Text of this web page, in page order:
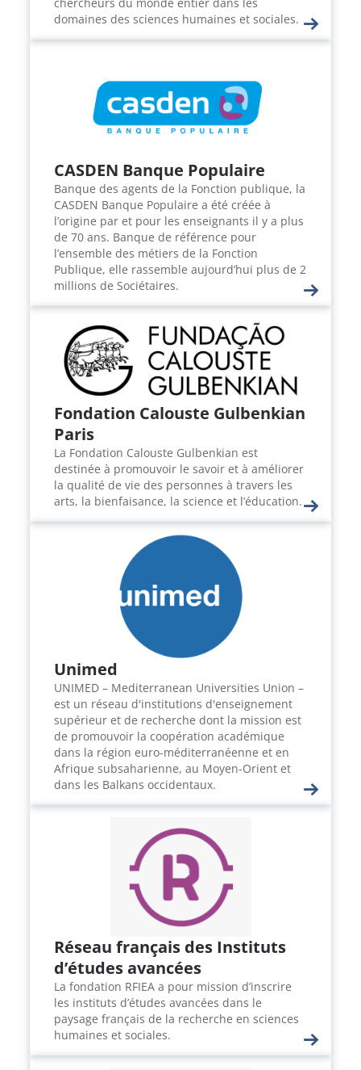
domaines des sciences humaines et sociales.
CASDEN Banque Populaire
Banque des agents de la Fonction publique, la
CASDEN Banque Populaire a été créée à
l’origine par et pour les enseignants il y a plus
de 70 ans. Banque de référence pour
l’ensemble des métiers de la Fonction
Publique, elle rassemble aujourd’hui plus de 2
millions de Sociétaires.
Fondation Calouste Gulbenkian
Paris
La Fondation Calouste Gulbenkian est
destinée à promouvoir le savoir et à améliorer
la qualité de vie des personnes à travers les
arts, la bienfaisance, la science et l’éducation.
Unimed
UNIMED – Mediterranean Universities Union –
est un réseau d'institutions d'enseignement
supérieur et de recherche dont la mission est
de promouvoir la coopération académique
dans la région euro-méditerranéenne et en
Afrique subsaharienne, au Moyen-Orient et
dans les Balkans occidentaux.
Réseau français des Instituts
d’études avancées
La fondation RFIEA a pour mission d’inscrire
les instituts d’études avancées dans le
paysage français de la recherche en sciences
humaines et sociales.